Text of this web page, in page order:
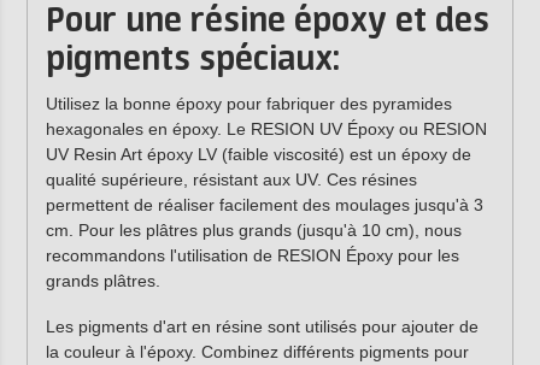
Pour une résine époxy et des
pigments spéciaux:
Utilisez la bonne époxy pour fabriquer des pyramides
hexagonales en époxy. Le RESION UV Époxy ou RESION
UV Resin Art époxy LV (faible viscosité) est un époxy de
qualité supérieure, résistant aux UV. Ces résines
permettent de réaliser facilement des moulages jusqu'à 3
cm. Pour les plâtres plus grands (jusqu'à 10 cm), nous
recommandons l'utilisation de RESION Époxy pour les
grands plâtres.
Les pigments d'art en résine sont utilisés pour ajouter de
la couleur à l'époxy. Combinez différents pigments pour